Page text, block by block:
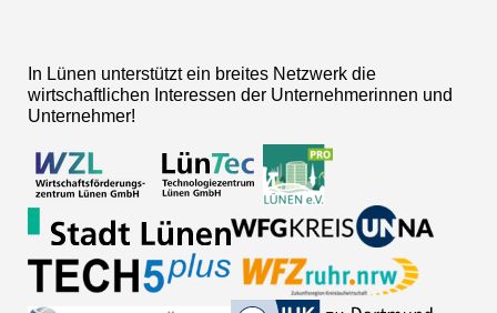
In Lünen unterstützt ein breites Netzwerk die
wirtschaftlichen Interessen der Unternehmerinnen und
Unternehmer!